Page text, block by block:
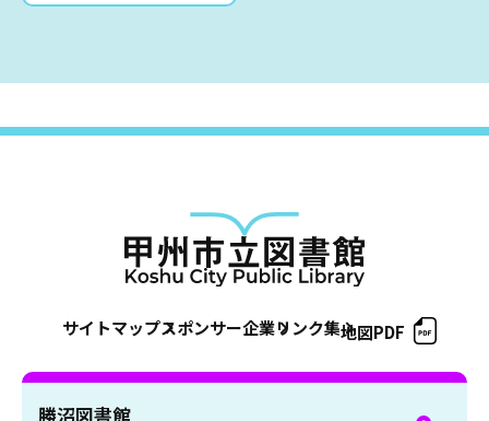
サイトマップスポンサー企業リンク集地図PDF
勝沼図書館